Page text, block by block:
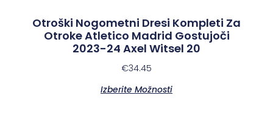
Otroški Nogometni Dresi Kompleti Za
Otroke Atletico Madrid Gostujoči
2023-24 Axel Witsel 20
€34.45
Izberite Možnosti